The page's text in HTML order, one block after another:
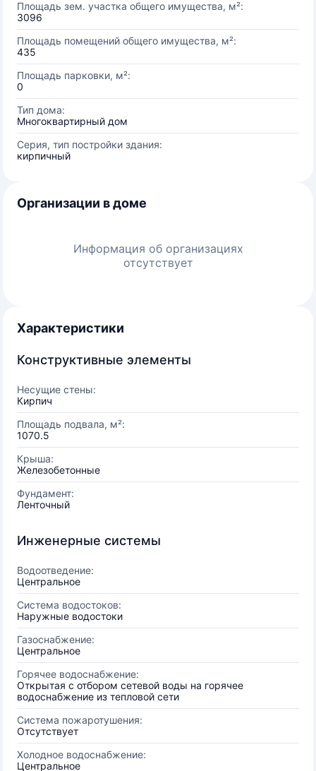
Площадь зем. участка общего имущества, м²:
3096
Площадь помещений общего имущества, м²:
435
Площадь парковки, м²:
0
Тип дома:
Многоквартирный дом
Серия, тип постройки здания:
кирпичный
Организации в доме
Информация об организациях
отсутствует
Характеристики
Конструктивные элементы
Несущие стены:
Кирпич
Площадь подвала, м²:
1070.5
Крыша:
Железобетонные
Фундамент:
Ленточный
Инженерные системы
Водоотведение:
Центральное
Система водостоков:
Наружные водостоки
Газоснабжение:
Центральное
Горячее водоснабжение:
Открытая с отбором сетевой воды на горячее
водоснабжение из тепловой сети
Система пожаротушения:
Отсутствует
Холодное водоснабжение:
Центральное